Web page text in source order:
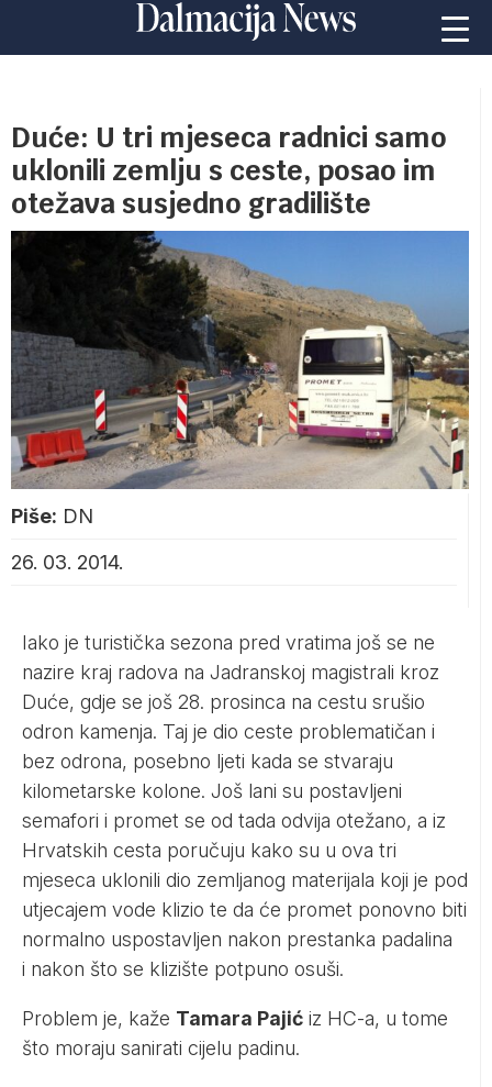
Duće: U tri mjeseca radnici samo
uklonili zemlju s ceste, posao im
otežava susjedno gradilište
Piše: DN
26. 03. 2014.
Iako je turistička sezona pred vratima još se ne
nazire kraj radova na Jadranskoj magistrali kroz
Duće, gdje se još 28. prosinca na cestu srušio
odron kamenja. Taj je dio ceste problematičan i
bez odrona, posebno ljeti kada se stvaraju
kilometarske kolone. Još lani su postavljeni
semafori i promet se od tada odvija otežano, a iz
Hrvatskih cesta poručuju kako su u ova tri
mjeseca uklonili dio zemljanog materijala koji je pod
utjecajem vode klizio te da će promet ponovno biti
normalno uspostavljen nakon prestanka padalina
i nakon što se klizište potpuno osuši.
Problem je, kaže Tamara Pajić iz HC-a, u tome
što moraju sanirati cijelu padinu.